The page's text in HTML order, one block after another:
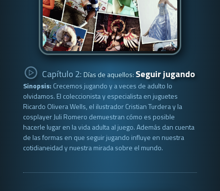
Capítulo 2: Días de aquellos: Seguir jugando
Sinopsis: Crecemos jugando y a veces de adulto lo
olvidamos. El coleccionista y especialista en juguetes
Ricardo Olivera Wells, el ilustrador Cristian Turdera y la
cosplayer Juli Romero demuestran cómo es posible
hacerle lugar en la vida adulta al juego. Además dan cuenta
de las formas en que seguir jugando influye en nuestra
cotidianeidad y nuestra mirada sobre el mundo.